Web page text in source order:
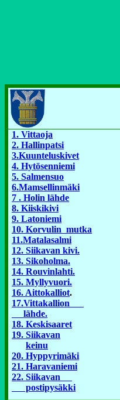
1. Vittaoja
2. Hallinpatsi
3.Kuunteluskivet
4. Hytösenniemi
5. Salmensuo
6.Mamsellinmäki
7 . Holin lähde
8. Kiiskikivi
9. Latoniemi
10. Korvulin mutka
11.Matalasalmi
12. Siikavan kivi.
13. Sikoholma.
14. Rouvinlahti.
15. Myllyvuori.
16. Aittokalliot.
17.Vittakallion
lähde.
18. Keskisaaret
19. Siikavan
keinu
20. Hyppyrimäki
21. Haravaniemi
22. Siikavan
postipysäkki